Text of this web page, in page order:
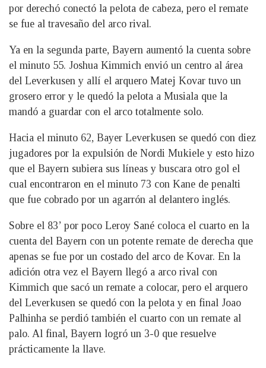
por derechó conectó la pelota de cabeza, pero el remate
se fue al travesaño del arco rival.
Ya en la segunda parte, Bayern aumentó la cuenta sobre
el minuto 55. Joshua Kimmich envió un centro al área
del Leverkusen y allí el arquero Matej Kovar tuvo un
grosero error y le quedó la pelota a Musiala que la
mandó a guardar con el arco totalmente solo.
Hacia el minuto 62, Bayer Leverkusen se quedó con diez
jugadores por la expulsión de Nordi Mukiele y esto hizo
que el Bayern subiera sus líneas y buscara otro gol el
cual encontraron en el minuto 73 con Kane de penalti
que fue cobrado por un agarrón al delantero inglés.
Sobre el 83’ por poco Leroy Sané coloca el cuarto en la
cuenta del Bayern con un potente remate de derecha que
apenas se fue por un costado del arco de Kovar. En la
adición otra vez el Bayern llegó a arco rival con
Kimmich que sacó un remate a colocar, pero el arquero
del Leverkusen se quedó con la pelota y en final Joao
Palhinha se perdió también el cuarto con un remate al
palo. Al final, Bayern logró un 3-0 que resuelve
prácticamente la llave.